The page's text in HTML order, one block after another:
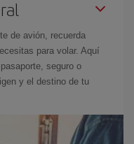
de avión, recuerda
para volar. Aquí
seguro o
y el destino de tu